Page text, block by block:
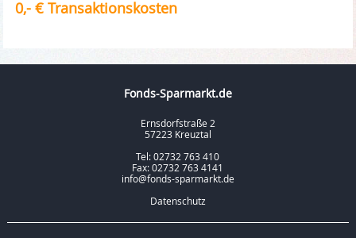
0,- € Transaktionskosten
Fonds-Sparmarkt.de
Ernsdorfstraße 2
57223 Kreuztal
Tel: 02732 763 410
Fax: 02732 763 4141
info@fonds-sparmarkt.de
Datenschutz